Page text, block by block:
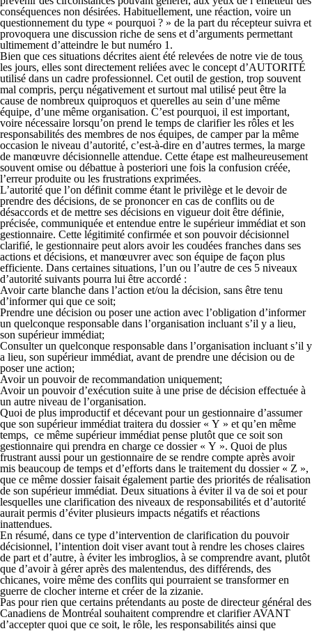
conséquences non désirées. Habituellement, une réaction, voire un
questionnement du type « pourquoi ? » de la part du récepteur suivra et
provoquera une discussion riche de sens et d’arguments permettant
ultimement d’atteindre le but numéro 1.
Bien que ces situations décrites aient été relevées de notre vie de tous
les jours, elles sont directement reliées avec le concept d’AUTORITÉ
utilisé dans un cadre professionnel. Cet outil de gestion, trop souvent
mal compris, perçu négativement et surtout mal utilisé peut être la
cause de nombreux quiproquos et querelles au sein d’une même
équipe, d’une même organisation. C’est pourquoi, il est important,
voire nécessaire lorsqu’on prend le temps de clarifier les rôles et les
responsabilités des membres de nos équipes, de camper par la même
occasion le niveau d’autorité, c’est-à-dire en d’autres termes, la marge
de manœuvre décisionnelle attendue. Cette étape est malheureusement
souvent omise ou débattue à posteriori une fois la confusion créée,
l’erreur produite ou les frustrations exprimées.
L’autorité que l’on définit comme étant le privilège et le devoir de
prendre des décisions, de se prononcer en cas de conflits ou de
désaccords et de mettre ses décisions en vigueur doit être définie,
précisée, communiquée et entendue entre le supérieur immédiat et son
gestionnaire. Cette légitimité confirmée et son pouvoir décisionnel
clarifié, le gestionnaire peut alors avoir les coudées franches dans ses
actions et décisions, et manœuvrer avec son équipe de façon plus
efficiente. Dans certaines situations, l’un ou l’autre de ces 5 niveaux
d’autorité suivants pourra lui être accordé :
Avoir carte blanche dans l’action et/ou la décision, sans être tenu
d’informer qui que ce soit;
Prendre une décision ou poser une action avec l’obligation d’informer
un quelconque responsable dans l’organisation incluant s’il y a lieu,
son supérieur immédiat;
Consulter un quelconque responsable dans l’organisation incluant s’il y
a lieu, son supérieur immédiat, avant de prendre une décision ou de
poser une action;
Avoir un pouvoir de recommandation uniquement;
Avoir un pouvoir d’exécution suite à une prise de décision effectuée à
un autre niveau de l’organisation.
Quoi de plus improductif et décevant pour un gestionnaire d’assumer
que son supérieur immédiat traitera du dossier « Y » et qu’en même
temps, ce même supérieur immédiat pense plutôt que ce soit son
gestionnaire qui prendra en charge ce dossier « Y ». Quoi de plus
frustrant aussi pour un gestionnaire de se rendre compte après avoir
mis beaucoup de temps et d’efforts dans le traitement du dossier « Z »,
que ce même dossier faisait également partie des priorités de réalisation
de son supérieur immédiat. Deux situations à éviter il va de soi et pour
lesquelles une clarification des niveaux de responsabilités et d’autorité
aurait permis d’éviter plusieurs impacts négatifs et réactions
inattendues.
En résumé, dans ce type d’intervention de clarification du pouvoir
décisionnel, l’intention doit viser avant tout à rendre les choses claires
de part et d’autre, à éviter les imbroglios, à se comprendre avant, plutôt
que d’avoir à gérer après des malentendus, des différends, des
chicanes, voire même des conflits qui pourraient se transformer en
guerre de clocher interne et créer de la zizanie.
Pas pour rien que certains prétendants au poste de directeur général des
Canadiens de Montréal souhaitent comprendre et clarifier AVANT
d’accepter quoi que ce soit, le rôle, les responsabilités ainsi que